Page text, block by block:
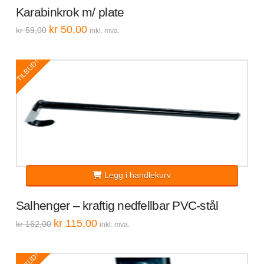
Karabinkrok m/ plate
kr59,00 Opprinnelig
pris
kr50,00Nåværende
pris
inkl. mva.
TILBUD!
Salhenger – kraftig nedfellbar PVC-stål
kr162,00 Opprinnelig
pris
kr115,00Nåværende
pris
inkl. mva.
Legg i handlekurv